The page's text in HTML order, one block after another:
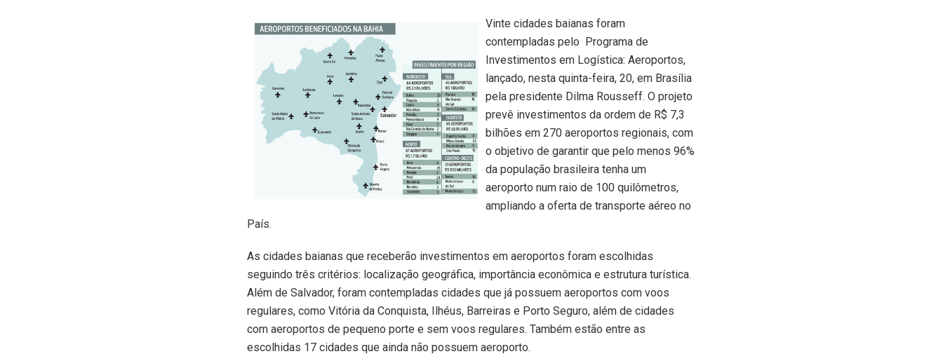
Vinte cidades baianas foram
contempladas pelo Programa de
Investimentos em Logística: Aeroportos,
lançado, nesta quinta-feira, 20, em Brasília
pela presidente Dilma Rousseff. O projeto
prevê investimentos da ordem de R$ 7,3
bilhões em 270 aeroportos regionais, com
o objetivo de garantir que pelo menos 96%
da população brasileira tenha um
aeroporto num raio de 100 quilômetros,
ampliando a oferta de transporte aéreo no
País.
As cidades baianas que receberão investimentos em aeroportos foram escolhidas
seguindo três critérios: localização geográfica, importância econômica e estrutura turística.
Além de Salvador, foram contempladas cidades que já possuem aeroportos com voos
regulares, como Vitória da Conquista, Ilhéus, Barreiras e Porto Seguro, além de cidades
com aeroportos de pequeno porte e sem voos regulares. Também estão entre as
escolhidas 17 cidades que ainda não possuem aeroporto.